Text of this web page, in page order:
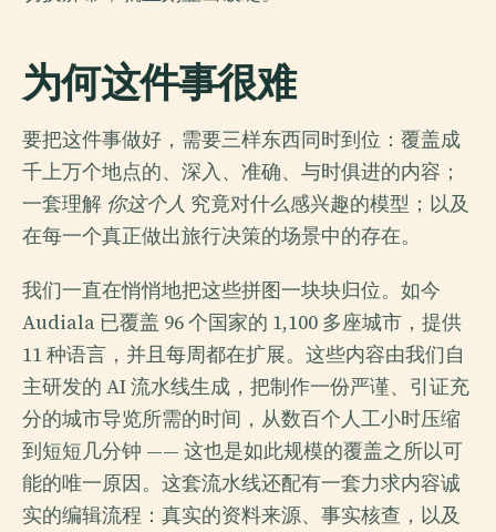
为何这件事很难
要把这件事做好，需要三样东西同时到位：覆盖成
千上万个地点的、深入、准确、与时俱进的内容；
一套理解 你这个人 究竟对什么感兴趣的模型；以及
在每一个真正做出旅行决策的场景中的存在。
我们一直在悄悄地把这些拼图一块块归位。如今
Audiala 已覆盖 96 个国家的 1,100 多座城市，提供
11 种语言，并且每周都在扩展。这些内容由我们自
主研发的 AI 流水线生成，把制作一份严谨、引证充
分的城市导览所需的时间，从数百个人工小时压缩
到短短几分钟 —— 这也是如此规模的覆盖之所以可
能的唯一原因。这套流水线还配有一套力求内容诚
实的编辑流程：真实的资料来源、事实核查，以及